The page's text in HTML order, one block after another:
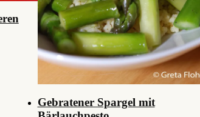
Gebratener Spargel mit